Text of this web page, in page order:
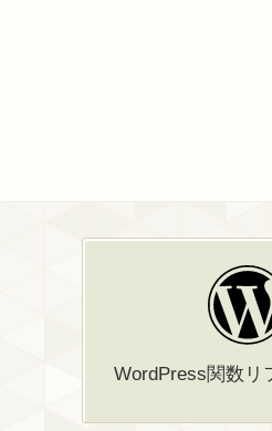
WordPress関数リ